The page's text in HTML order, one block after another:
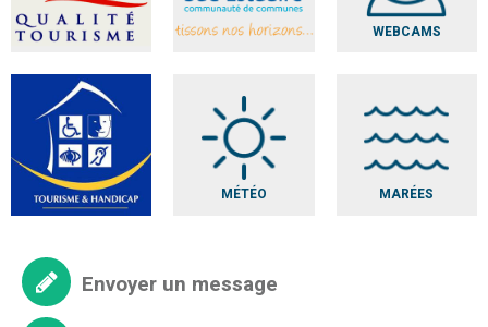
WEBCAMS
MÉTÉO MARÉES
Envoyer un message